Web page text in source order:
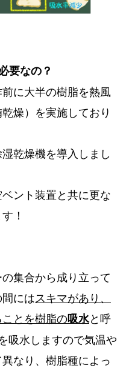
要なの？
に大半の樹脂を熱風
燥）を実施しており
乾燥機を導入しまし
ント装置と共に更な
！
集合から成り立って
にはスキマがあり、
とを樹脂の吸水と呼
吸水しますので気温や
なり、樹脂種によっ